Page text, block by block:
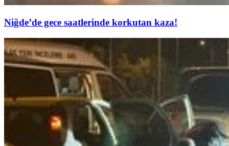
Niğde’de gece saatlerinde korkutan kaza!